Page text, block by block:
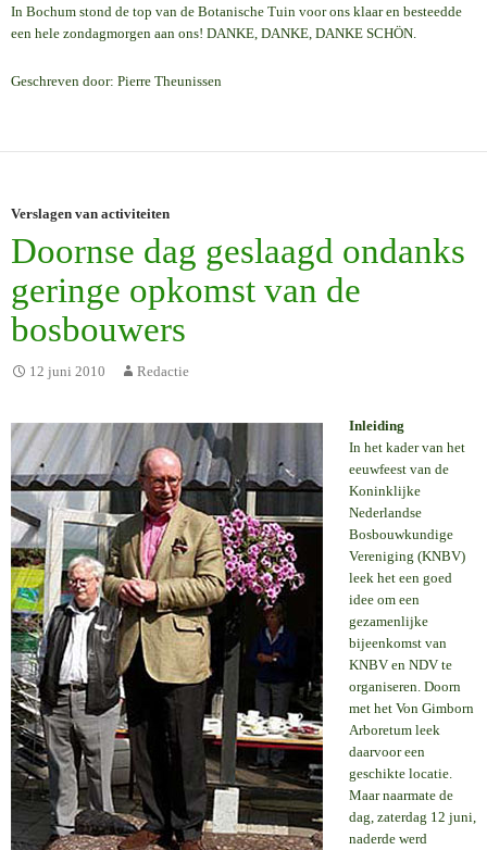
In Bochum stond de top van de Botanische Tuin voor ons klaar en besteedde
een hele zondagmorgen aan ons! DANKE, DANKE, DANKE SCHÖN.
Geschreven door: Pierre Theunissen
Verslagen van activiteiten
Doornse dag geslaagd ondanks
geringe opkomst van de
bosbouwers
12 juni 2010 Redactie
Inleiding
In het kader van het
eeuwfeest van de
Koninklijke
Nederlandse
Bosbouwkundige
Vereniging (KNBV)
leek het een goed
idee om een
gezamenlijke
bijeenkomst van
KNBV en NDV te
organiseren. Doorn
met het Von Gimborn
Arboretum leek
daarvoor een
geschikte locatie.
Maar naarmate de
dag, zaterdag 12 juni,
naderde werd